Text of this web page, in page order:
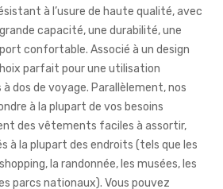
à l’usure de haute qualité, avec
capacité, une durabilité, une
confortable. Associé à un design
parfait pour une utilisation
dos de voyage. Parallèlement, nos
à la plupart de vos besoins
des vêtements faciles à assortir,
à la plupart des endroits (tels que les
la randonnée, les musées, les
parcs nationaux). Vous pouvez